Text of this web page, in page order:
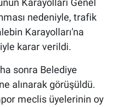
Karayolları Genel
nedeniyle, trafik
Karayolları'na
karar verildi.
sonra Belediye
alınarak görüşüldü.
meclis üyelerinin oy